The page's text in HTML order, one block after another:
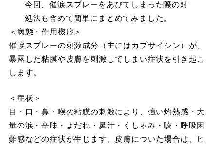
今回、催涙スプレーをあびてしまった際の対
処法も含めて簡単にまとめてみました。
＜病態・作用機序＞
催涙スプレーの刺激成分（主にはカプサイシン）が、
暴露した粘膜や皮膚を刺激してしまい症状を引き起こ
します。
＜症状＞
目・口・鼻・喉の粘膜の刺激により、強い灼熱感・大
量の涙・辛味・よだれ・鼻汁・くしゃみ・咳・呼吸困
難感などの症状が生じます。皮膚についた場合は、ヒ